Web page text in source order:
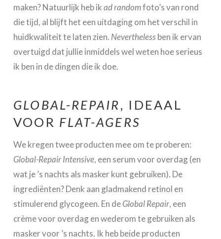
maken? Natuurlijk heb ikad randomfoto’s van rond
die tijd, al blijft het een uitdaging om het verschil in
huidkwaliteit te laten zien. Neverthelessben ik ervan
overtuigd dat jullie inmiddels wel weten hoe serieus
ik ben in de dingen die ik doe.
GLOBAL-REPAIR , IDEAAL
VOOR FLAT-AGERS
We kregen twee producten mee om te proberen:
Global-Repair Intensive, een serum voor overdag (en
wat je ’s nachts als masker kunt gebruiken). De
ingrediënten? Denk aan gladmakend retinol en
stimulerend glycogeen. En deGlobal Repair, een
crème voor overdag en wederom te gebruiken als
masker voor ’s nachts. Ik heb beide producten